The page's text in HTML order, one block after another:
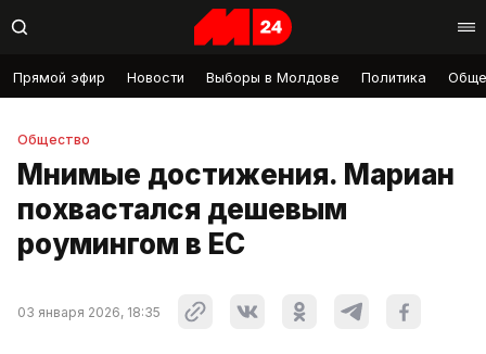
Прямой эфир Новости Выборы в Молдове Политика
Общество
Мнимые достижения. Мариан
похвастался дешевым
роумингом в ЕС
03 января 2026, 18:35